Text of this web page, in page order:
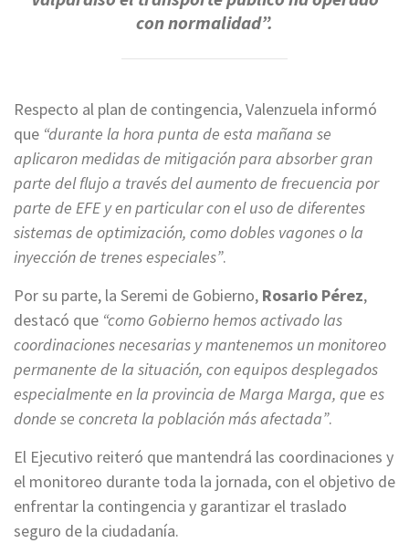
con normalidad”.
Respecto al plan de contingencia, Valenzuela informó
que “durante la hora punta de esta mañana se
aplicaron medidas de mitigación para absorber gran
parte del flujo a través del aumento de frecuencia por
parte de EFE y en particular con el uso de diferentes
sistemas de optimización, como dobles vagones o la
inyección de trenes especiales”.
Por su parte, la Seremi de Gobierno, Rosario Pérez,
destacó que “como Gobierno hemos activado las
coordinaciones necesarias y mantenemos un monitoreo
permanente de la situación, con equipos desplegados
especialmente en la provincia de Marga Marga, que es
donde se concreta la población más afectada”.
El Ejecutivo reiteró que mantendrá las coordinaciones y
el monitoreo durante toda la jornada, con el objetivo de
enfrentar la contingencia y garantizar el traslado
seguro de la ciudadanía.